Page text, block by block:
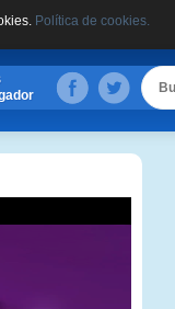
Política de cookies.